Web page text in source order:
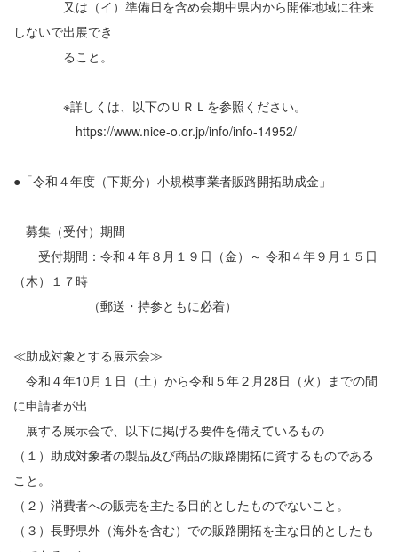
又は（イ）準備日を含め会期中県内から開催地域に往来
しないで出展でき
ること。
※詳しくは、以下のＵＲＬを参照ください。
https://www.nice-o.or.jp/info/info-14952/
●「令和４年度（下期分）小規模事業者販路開拓助成金」
募集（受付）期間
受付期間：令和４年８月１９日（金）～ 令和４年９月１５日
（木）１７時
（郵送・持参ともに必着）
≪助成対象とする展示会≫
令和４年10月１日（土）から令和５年２月28日（火）までの間
に申請者が出
展する展示会で、以下に掲げる要件を備えているもの
（１）助成対象者の製品及び商品の販路開拓に資するものである
こと。
（２）消費者への販売を主たる目的としたものでないこと。
（３）長野県外（海外を含む）での販路開拓を主な目的としたも